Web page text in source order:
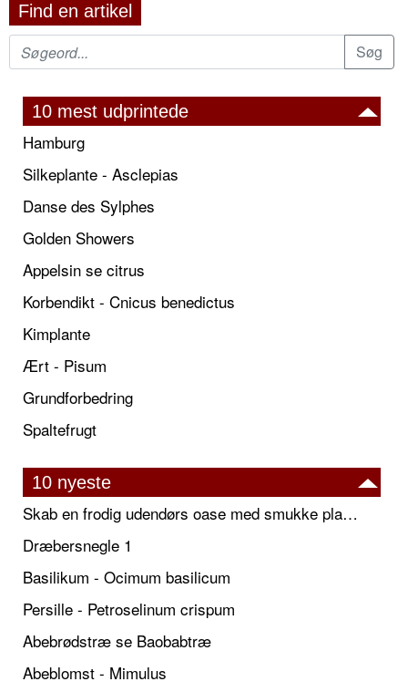
Find en artikel
10 mest udprintede
Hamburg
Silkeplante - Asclepias
Danse des Sylphes
Golden Showers
Appelsin se citrus
Korbendikt - Cnicus benedictus
Kimplante
Ært - Pisum
Grundforbedring
Spaltefrugt
10 nyeste
Skab en frodig udendørs oase med smukke plantekrukker og elegante espalier
Dræbersnegle 1
Basilikum - Ocimum basilicum
Persille - Petroselinum crispum
Abebrødstræ se Baobabtræ
Abeblomst - Mimulus